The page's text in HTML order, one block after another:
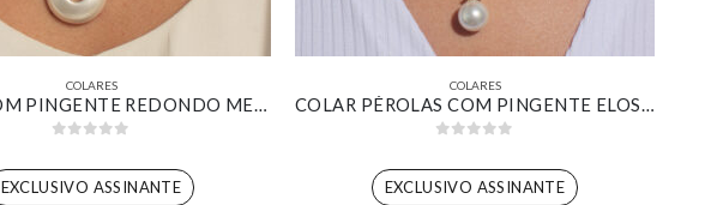
COLARES
COLAR COM PINGENTE REDONDO MEIO PÉROLA MEIO CRAVEJADO BANHADO EM OURO 18K
EXCLUSIVO ASSINANTE
COLARES
COLAR PÉROLAS COM PINGENTE ELOS OVAIS BANHADO EM OURO 18K
EXCLUSIVO ASSINANTE